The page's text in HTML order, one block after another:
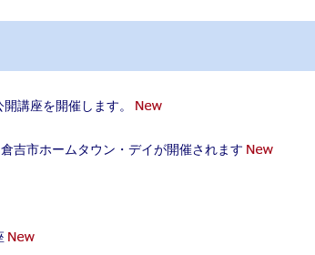
講座を開催します。
吉市ホームタウン・デイが開催されます